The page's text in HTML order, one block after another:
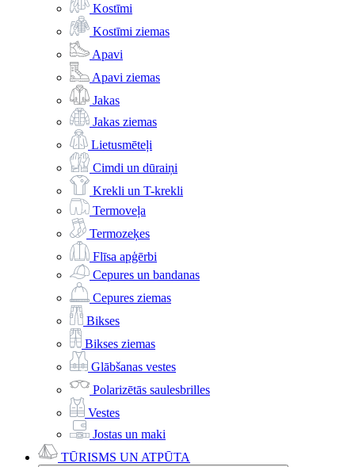
Kostīmi
Kostīmi ziemas
Apavi
Apavi ziemas
Jakas
Jakas ziemas
Lietusmēteļi
Cimdi un dūraiņi
Krekli un T-krekli
Termoveļa
Termozeķes
Flīsa apģērbi
Cepures un bandanas
Cepures ziemas
Bikses
Bikses ziemas
Glābšanas vestes
Polarizētās saulesbrilles
Vestes
Jostas un maki
TŪRISMS UN ATPŪTA